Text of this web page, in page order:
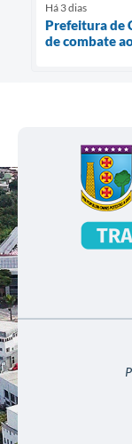
Há 3 dias
Prefeitura de
de combate